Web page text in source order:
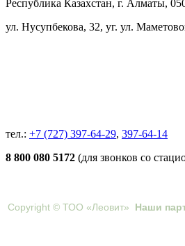
Республика Казахстан, г. Алматы,
ул. Нусупбекова, 32, уг. ул.
тел.: +7 (727) 397-64-29, 397-64-14
8 800 080 5172 (для звонков со
Copyright © ТОО «Леовит» Наши